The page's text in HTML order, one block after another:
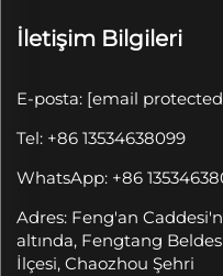
İletişim Bilgileri
E-posta: [email
Tel: +86 13534638099
WhatsApp: +86
Adres: Feng'an
altında, Fengtang
İlçesi, Chaozhou Şehri